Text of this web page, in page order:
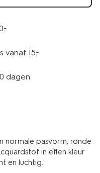
vanaf 15.-
dagen
normale pasvorm, ronde
in effen kleur
en luchtig.